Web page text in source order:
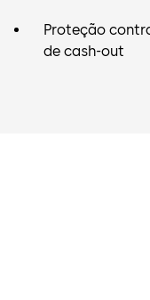
Proteção
de cash-out